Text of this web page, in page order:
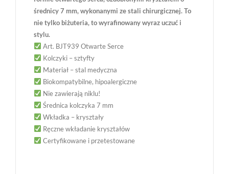
średnicy 7 mm, wykonanymi ze stali chirurgicznej. To
nie tylko biżuteria, to wyrafinowany wyraz uczuć i
stylu.
Art. BJT939 Otwarte Serce
Kolczyki – sztyfty
Materiał – stal medyczna
Biokompatybilne, hipoalergiczne
Nie zawierają niklu!
Średnica kolczyka 7 mm
Wkładka – kryształy
Ręczne wkładanie kryształów
Certyfikowane i przetestowane